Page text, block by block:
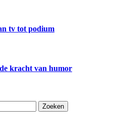
tv tot podium
kracht van humor